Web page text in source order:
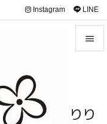
りり

サイド
Instagram LINE